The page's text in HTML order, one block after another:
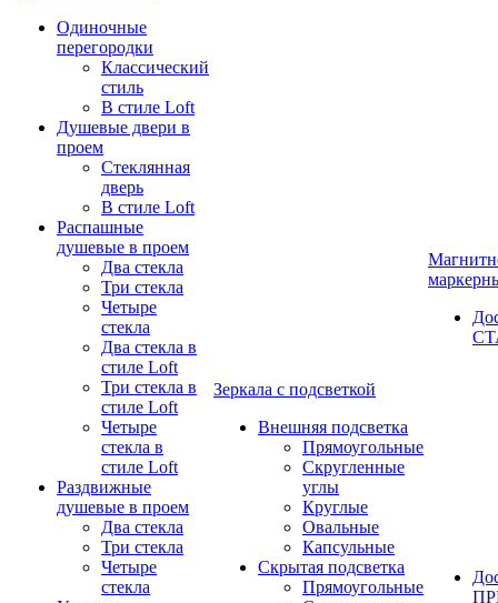
Одиночные
перегородки
Классический
стиль
В стиле Loft
Душевые двери в
проем
Стеклянная
дверь
В стиле Loft
Распашные
душевые в проем
Два стекла
Три стекла
Четыре
стекла
Два стекла в
стиле Loft
Три стекла в
стиле Loft
Четыре
стекла в
стиле Loft
Раздвижные
душевые в проем
Два стекла
Три стекла
Четыре
стекла
Зеркала с подсветкой
Внешняя подсветка
Прямоугольные
Скругленные
углы
Круглые
Овальные
Капсульные
Скрытая подсветка
Прямоугольные